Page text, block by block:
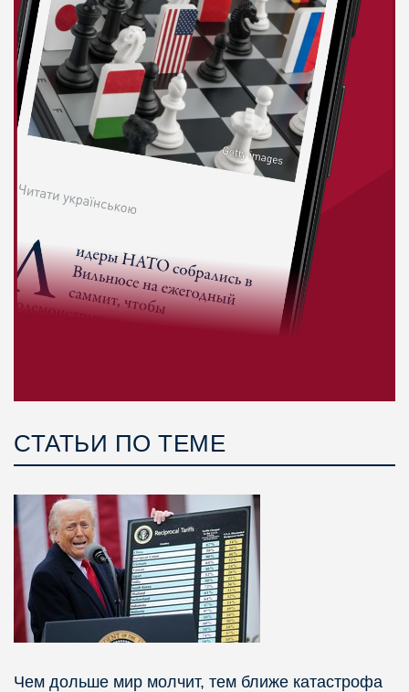
СТАТЬИ ПО ТЕМЕ
Чем дольше мир молчит, тем ближе катастрофа